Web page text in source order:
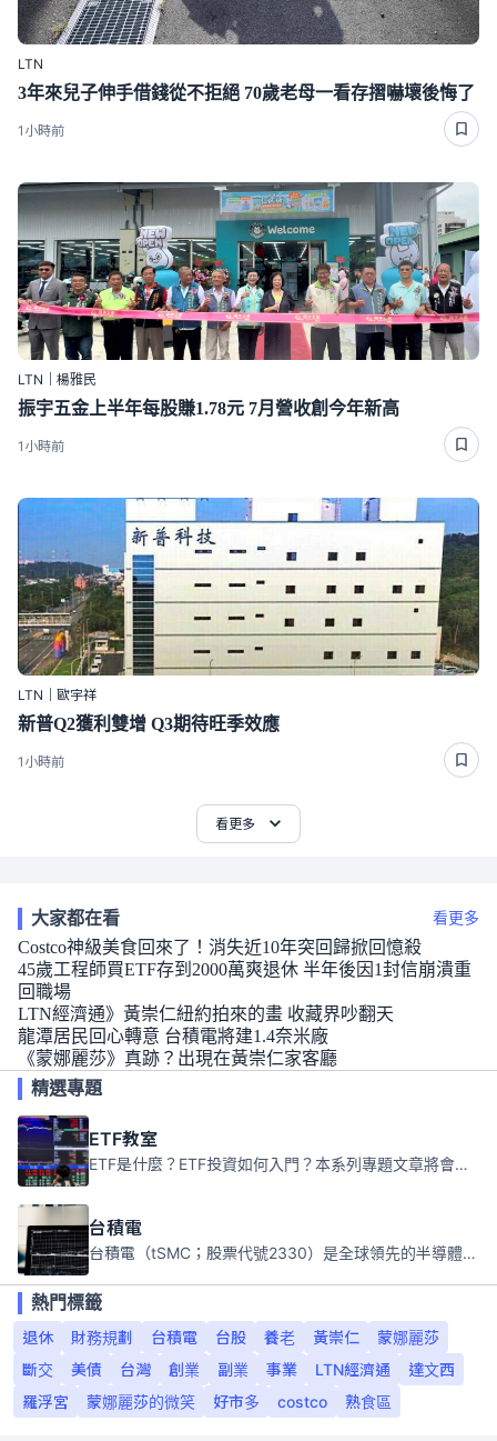
LTN
3年來兒子伸手借錢從不拒絕 70歲老母一看存摺嚇壞後悔了
1小時前
LTN｜楊雅民
振宇五金上半年每股賺1.78元 7月營收創今年新高
1小時前
LTN｜歐宇祥
新普Q2獲利雙增 Q3期待旺季效應
1小時前
看更多
大家都在看 看更多
Costco神級美食回來了！消失近10年突回歸掀回憶殺
45歲工程師買ETF存到2000萬爽退休 半年後因1封信崩潰重
回職場
LTN經濟通》黃崇仁紐約拍來的畫 收藏界吵翻天
龍潭居民回心轉意 台積電將建1.4奈米廠
《蒙娜麗莎》真跡？出現在黃崇仁家客廳
精選專題
ETF教室
ETF是什麼？ETF投資如何入門？本系列專題文章將會告訴你新手必須知道的ETF基礎知識。
台積電
台積電（tSMC；股票代號2330）是全球領先的半導體代工公司，成立於1987年，總部位於台灣新竹。且已於美國、日本、德國及中國設廠，台積電是全球首家專業積體電路製造服務公司，也是全球最先進和最大規模的半導體代工廠。
熱門標籤
退休
財務規劃 台積電 台股 養老 黃崇仁
蒙娜麗莎
斷交
美債 台灣 創業 副業 事業 LTN經濟通
達文西
羅浮宮
蒙娜麗莎的微笑 好市多 costco 熟食區